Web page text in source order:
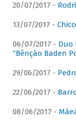
20/07/2017 -
13/07/2017 -
06/07/2017 - Duo
“Bênção Baden
29/06/2017 -
22/06/2017 -
08/06/2017 -